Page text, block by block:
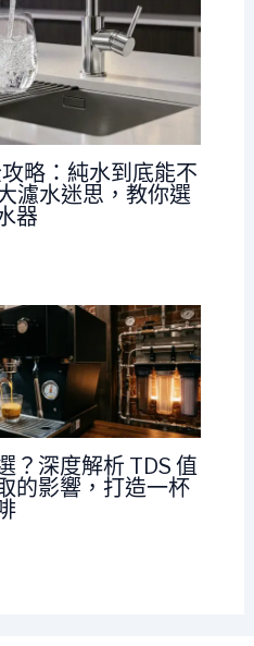
略：純水到底能不
濾水迷思，教你選
器
？深度解析 TDS 值
的影響，打造一杯